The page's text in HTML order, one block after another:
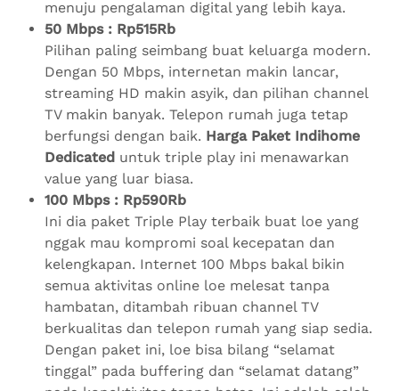
menuju pengalaman digital yang lebih kaya.
50 Mbps : Rp515Rb
Pilihan paling seimbang buat keluarga modern.
Dengan 50 Mbps, internetan makin lancar,
streaming HD makin asyik, dan pilihan channel
TV makin banyak. Telepon rumah juga tetap
berfungsi dengan baik. Harga Paket Indihome
Dedicated untuk triple play ini menawarkan
value yang luar biasa.
100 Mbps : Rp590Rb
Ini dia paket Triple Play terbaik buat loe yang
nggak mau kompromi soal kecepatan dan
kelengkapan. Internet 100 Mbps bakal bikin
semua aktivitas online loe melesat tanpa
hambatan, ditambah ribuan channel TV
berkualitas dan telepon rumah yang siap sedia.
Dengan paket ini, loe bisa bilang “selamat
tinggal” pada buffering dan “selamat datang”